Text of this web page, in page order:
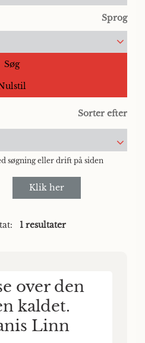
Sprog
Søg
Sorter efter
søgning eller drift på siden
Klik her
1 resultater
over den
kaldet.
Linn